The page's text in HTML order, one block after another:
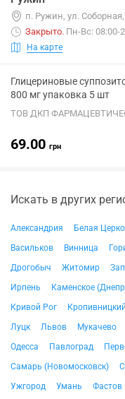
п. Ружин, ул.
Закрыто. Пн-Вс: 08:00-
На карте
Глицериновые
800 мг упаковка 5 шт
ТОВ ДКП
69.00 грн
Искать в других
Александрия Белая
Васильков
Винница
Дрогобыч
Житомир
Ирпень
Каменское
Кривой Рог
Луцк
Львов Мукачево
Одесса
Павлоград
Самарь (Новомосковск)
Ужгород
Умань Фастов